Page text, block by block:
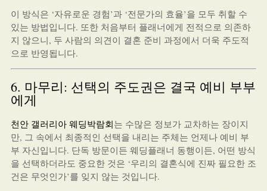
이 방식은 ‘자유로운 경험’과 ‘전문가의 효율’을 모두 취할 수
있는 방법입니다. 또한 처음부터 플래너에게 전적으로 의존하
지 않으니, 두 사람의 의견이 결혼 준비 과정에서 더욱 주도적
으로 반영됩니다.
6. 마무리: 선택의 주도권은 결국 예비 부부
에게
천안 갤러리아 웨딩박람회는 수많은 정보가 교차하는 장이지
만, 그 속에서 최종적인 선택을 내리는 주체는 언제나 예비 부
부 자신입니다. 단독 방문이든 웨딩플래너 동행이든, 어떤 방식
을 선택하더라도 중요한 것은 ‘우리의 결혼식에 진짜 필요한 조
건은 무엇인가’를 잊지 않는 것입니다.